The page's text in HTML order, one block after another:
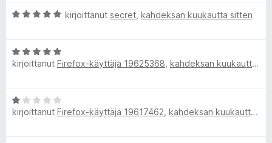
5
t
/
5
i
t
u
5
A
i
o
u
5
kirjoittanut secret kahdeksan kuukautta sitten
A
r
o
i
kirjoittanut Firefox-käyttäjä 19625368 kahdeksan kuukautta sitten
A
rkirjoittanut Firefox-käyttäjä 19617462 kahdeksan kuukautta sitten